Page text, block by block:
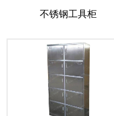
不锈钢工具柜